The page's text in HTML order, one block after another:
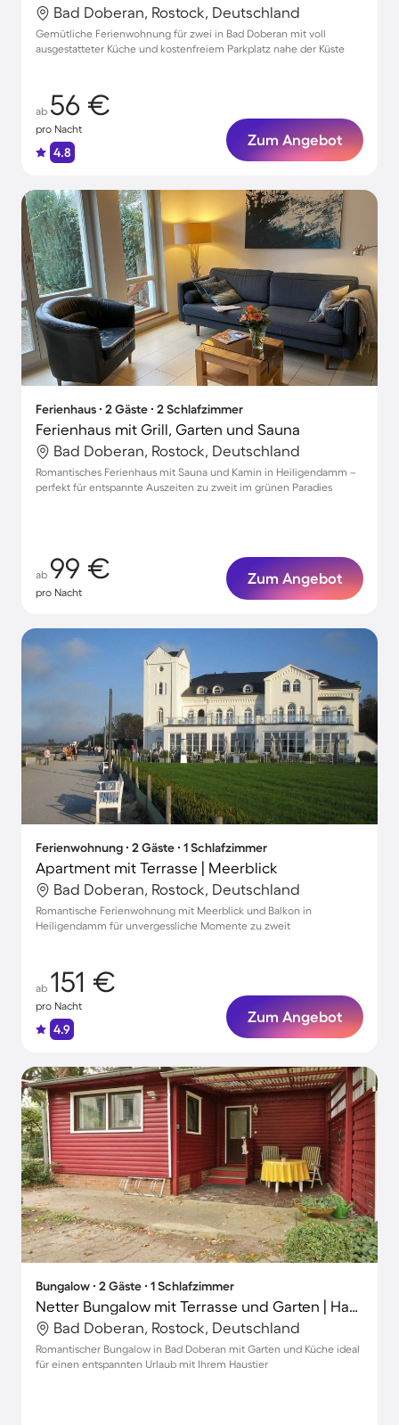
Bad Doberan, Rostock, Deutschland
Gemütliche Ferienwohnung für zwei in Bad Doberan mit voll
ausgestatteter Küche und kostenfreiem Parkplatz nahe der Küste
ab 56 €
pro Nacht
4.8
Zum Angebot
Ferienhaus ∙ 2 Gäste ∙ 2 Schlafzimmer
Ferienhaus mit Grill, Garten und Sauna
Bad Doberan, Rostock, Deutschland
Romantisches Ferienhaus mit Sauna und Kamin in Heiligendamm –
perfekt für entspannte Auszeiten zu zweit im grünen Paradies
ab 99 €
pro Nacht
Zum Angebot
Ferienwohnung ∙ 2 Gäste ∙ 1 Schlafzimmer
Apartment mit Terrasse | Meerblick
Bad Doberan, Rostock, Deutschland
Romantische Ferienwohnung mit Meerblick und Balkon in
Heiligendamm für unvergessliche Momente zu zweit
ab 151 €
pro Nacht
4.9
Zum Angebot
Bungalow ∙ 2 Gäste ∙ 1 Schlafzimmer
Netter Bungalow mit Terrasse und Garten | Haustiere sind willkommen
Bad Doberan, Rostock, Deutschland
Romantischer Bungalow in Bad Doberan mit Garten und Küche ideal
für einen entspannten Urlaub mit Ihrem Haustier